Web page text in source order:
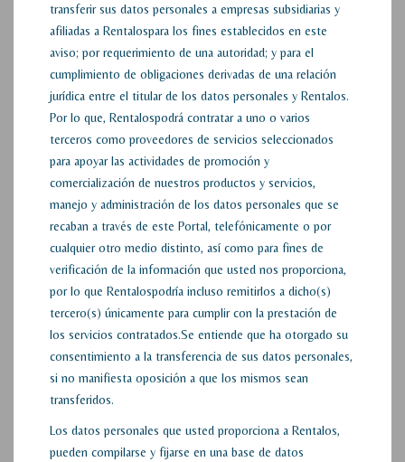
transferir sus datos personales a empresas subsidiarias y
afiliadas a Rentalospara los fines establecidos en este
aviso; por requerimiento de una autoridad; y para el
cumplimiento de obligaciones derivadas de una relación
jurídica entre el titular de los datos personales y Rentalos.
Por lo que, Rentalospodrá contratar a uno o varios
terceros como proveedores de servicios seleccionados
para apoyar las actividades de promoción y
comercialización de nuestros productos y servicios,
manejo y administración de los datos personales que se
recaban a través de este Portal, telefónicamente o por
cualquier otro medio distinto, así como para fines de
verificación de la información que usted nos proporciona,
por lo que Rentalospodría incluso remitirlos a dicho(s)
tercero(s) únicamente para cumplir con la prestación de
los servicios contratados.Se entiende que ha otorgado su
consentimiento a la transferencia de sus datos personales,
si no manifiesta oposición a que los mismos sean
transferidos.
Los datos personales que usted proporciona a Rentalos,
pueden compilarse y fijarse en una base de datos